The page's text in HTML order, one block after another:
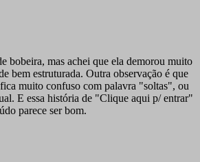
bobeira, mas achei que ela demorou muito
bem estruturada. Outra observação é que
muito confuso com palavra "soltas", ou
E essa história de "Clique aqui p/ entrar"
parece ser bom.